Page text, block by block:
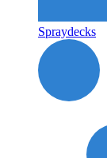
Spraydecks